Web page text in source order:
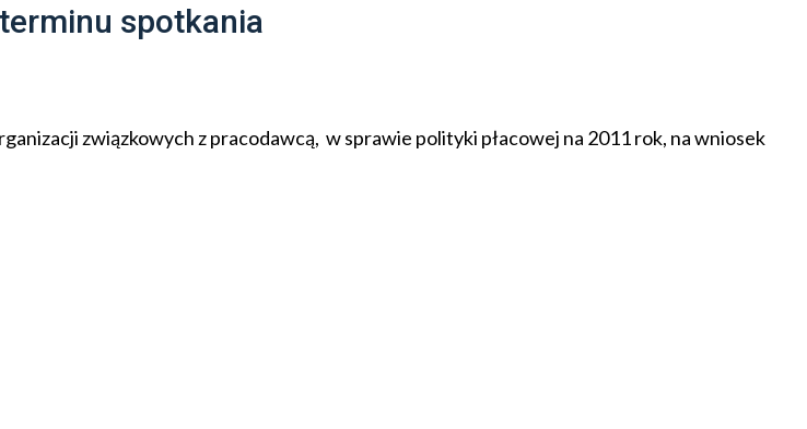
spotkania
związkowych z pracodawcą, w sprawie polityki płacowej na 2011 rok, na wniosek